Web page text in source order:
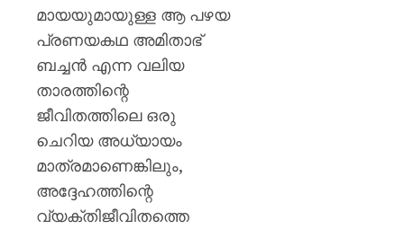
മായയുമായുള്ള ആ പഴയ
പ്രണയകഥ അമിതാഭ്
ബച്ചൻ എന്ന വലിയ
താരത്തിന്റെ
ജീവിതത്തിലെ ഒരു
ചെറിയ അധ്യായം
മാത്രമാണെങ്കിലും,
അദ്ദേഹത്തിന്റെ
വ്യക്തിജീവിതത്തെ